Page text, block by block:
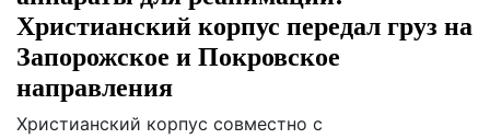
Христианский корпус передал груз на
Запорожское и Покровское
направления
Христианский корпус совместно с